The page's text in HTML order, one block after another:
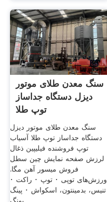
سنگ معدن طلای موتور
دیزل دستگاه جداساز
توپ طلا
سنگ معدن طلای موتور دیزل
دستگاه جداساز توپ طلا آسیاب
توپ فروشنده فیلیپین ذغال
لرزش صفحه نمایش چین سطل
فروش میسور آهن مگا.
ورزش‌های توپی · توپ · راکت ·
تنیس، بدمینتون، اسکواش · پینگ